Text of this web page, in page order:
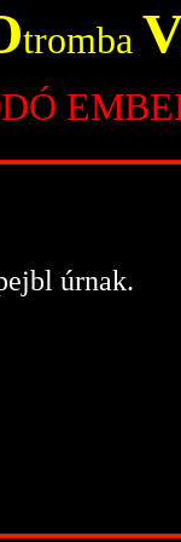
tromba
úrnak.